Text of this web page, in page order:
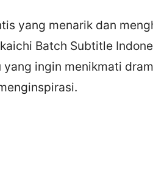
yang menarik dan
Batch Subtitle
ingin menikmati